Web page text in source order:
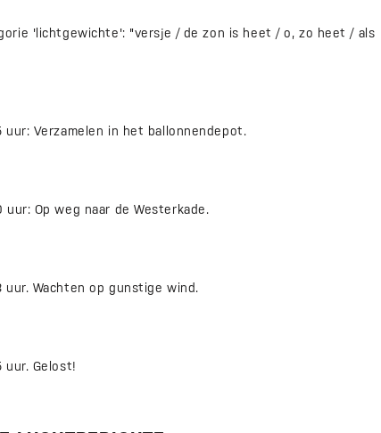
'lichtgewichte': "versje / de zon is heet / o, zo heet / als
uur: Verzamelen in het ballonnendepot.
uur: Op weg naar de Westerkade.
uur. Wachten op gunstige wind.
uur. Gelost!